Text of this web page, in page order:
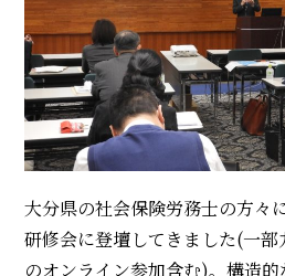
大分県の社会保険労務士の方々
研修会に登壇してきました(一部
のオンライン参加含む)。構造